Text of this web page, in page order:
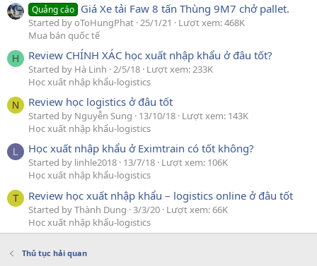
Quảng cáo Giá Xe tải Faw 8 tấn Thùng 9M7 chở pallet.
Started by oToHungPhat 25/1/21
Lượt xem: 468K
Mua bán quốc tế
H Review CHÍNH XÁC học xuất nhập khẩu ở đâu tốt?
Started by Hà Linh 2/5/18 Lượt xem: 233K
Học xuất nhập khẩu-logistics
N Review học logistics ở đâu tốt
Started by Nguyễn Sung 13/10/18 Lượt xem: 143K
Học xuất nhập khẩu-logistics
L Học xuất nhập khẩu ở Eximtrain có tốt không?
Started by linhle2018 13/7/18 Lượt xem: 106K
Học xuất nhập khẩu-logistics
T Review học xuất nhập khẩu – logistics online ở đâu tốt
Started by Thành Dung 3/3/20 Lượt xem: 66K
Học xuất nhập khẩu-logistics
Thủ tục hải quan